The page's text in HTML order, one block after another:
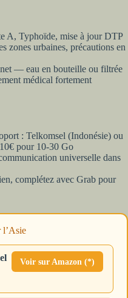
A, Typhoïde, mise à jour DTP
zones urbaines, précautions en
— eau en bouteille ou filtrée
médical fortement
: Telkomsel (Indonésie) ou
pour 10-30 Go
universelle dans
complétez avec Grab pour
l’Asie
Voir sur Amazon (*)